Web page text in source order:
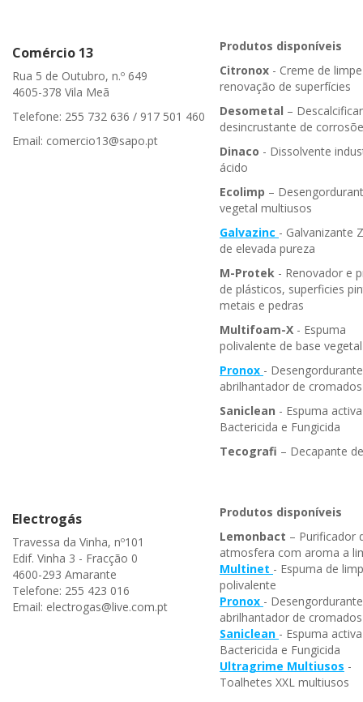
Comércio 13
Rua 5 de Outubro, n.º 649
4605-378 Vila Meã
Telefone: 255 732 636 / 917 501 460
Email: comercio13@sapo.pt
Produtos disponíveis
Citronox - Creme de
renovação de superfícies
Desometal –
desincrustante de
Dinaco - Dissolvente
ácido
Ecolimp –
vegetal multiusos
Galvazinc - Galvanizante
de elevada pureza
M-Protek - Renovador e
de plásticos, superficies
metais e pedras
Multifoam-X - Espuma
polivalente de base vegetal
Pronox - Desengordurante
abrilhantador de
Saniclean - Espuma activa
Bactericida e Fungicida
Tecografi – Decapante
Electrogás
Travessa da Vinha, nº101
Edif. Vinha 3 - Fracção 0
4600-293 Amarante
Telefone: 255 423 016
Email: electrogas@live.com.pt
Produtos disponíveis
Lemonbact – Purificador
atmosfera com aroma a
Multinet - Espuma de
polivalente
Pronox - Desengordurante
abrilhantador de
Saniclean - Espuma activa
Bactericida e Fungicida
Ultragrime Multiusos -
Toalhetes XXL multiusos